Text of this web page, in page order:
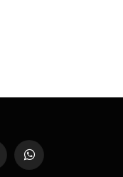
WhatsApp